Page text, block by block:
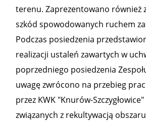
terenu. Zaprezentowano również
szkód spowodowanych ruchem
Podczas posiedzenia
realizacji ustaleń zawartych w
poprzedniego posiedzenia
uwagę zwrócono na przebieg
przez KWK "Knurów-Szczygłowice"
związanych z rekultywacją